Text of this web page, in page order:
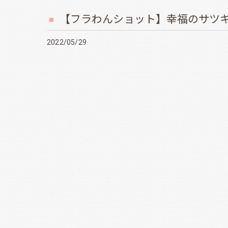
【フラわんショット】幸福のサツ
2022/05/29